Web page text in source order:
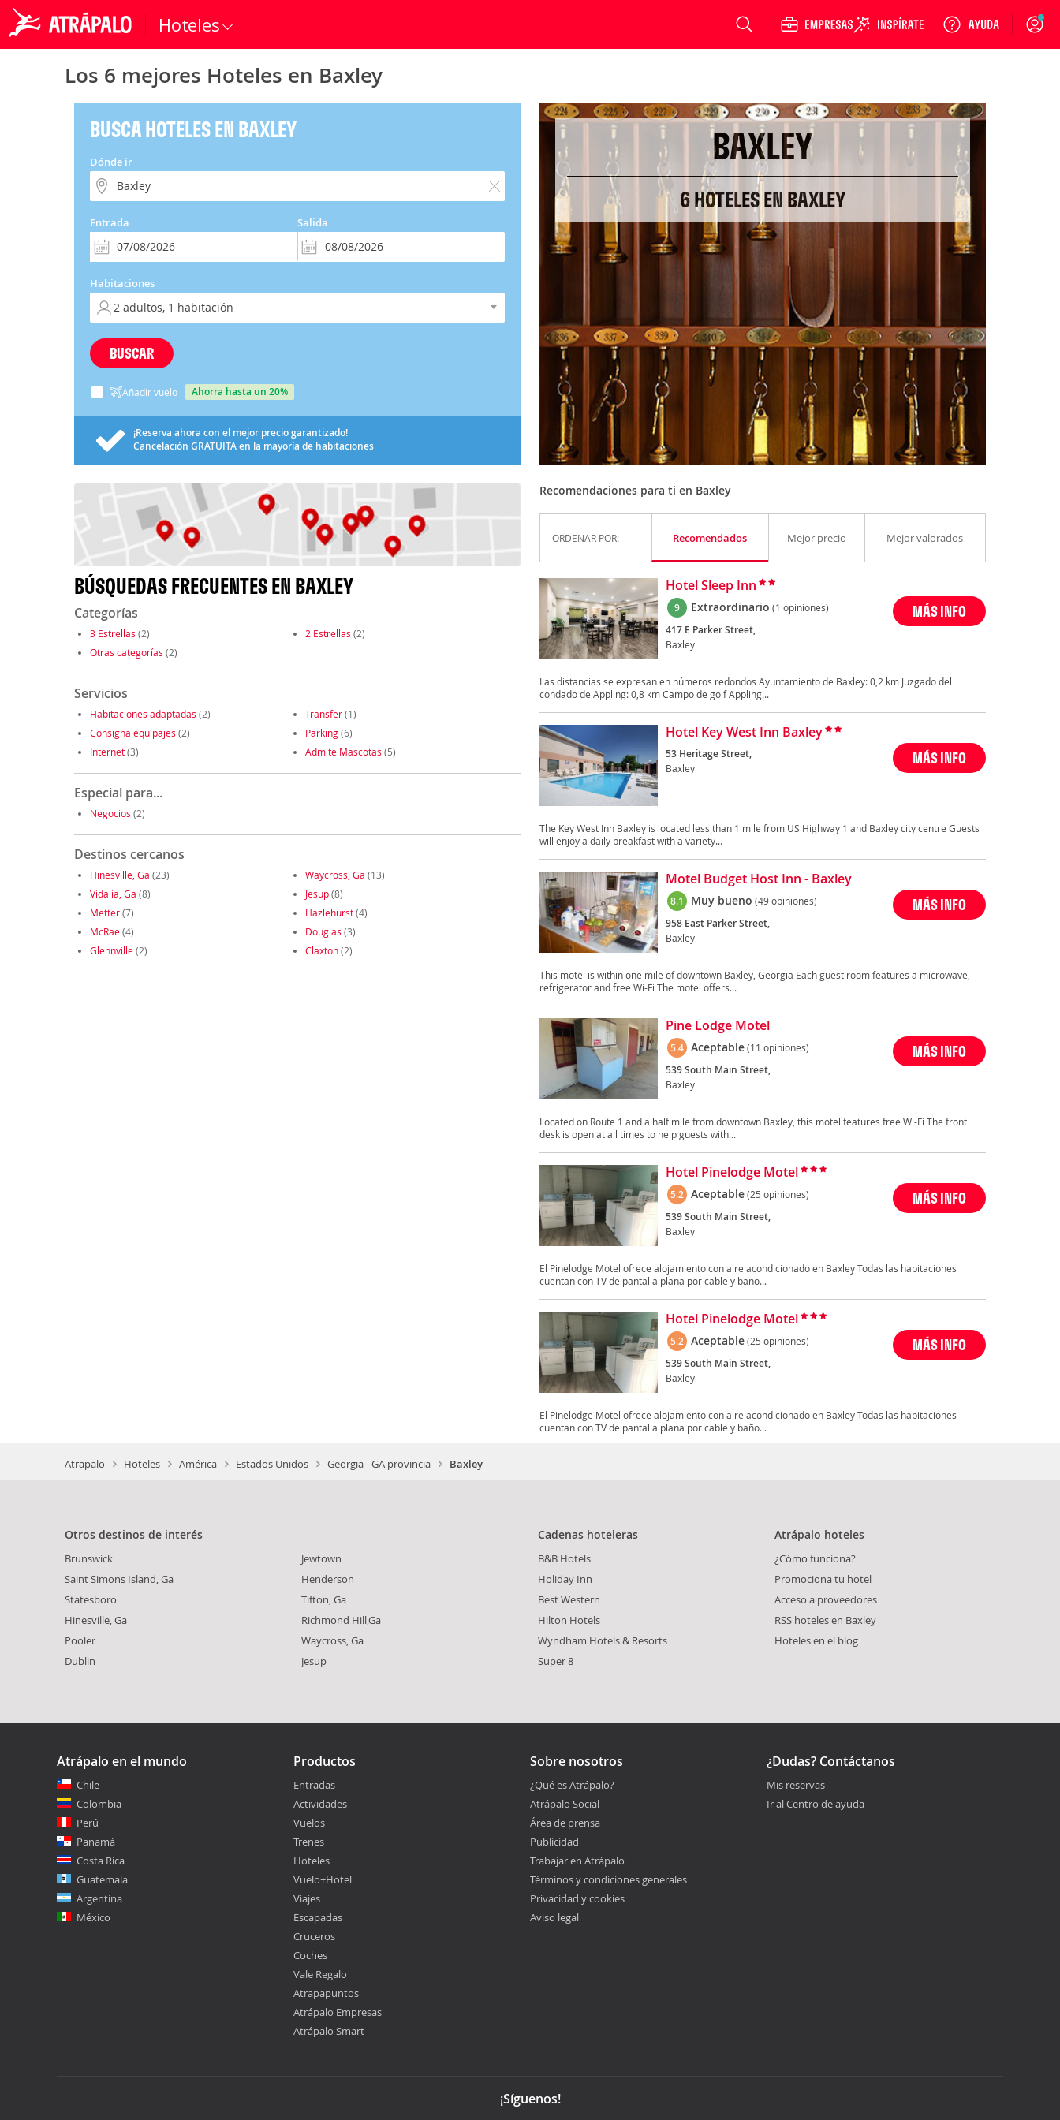
Hoteles Login
Los 6 mejores Hoteles en Baxley
BUSCA HOTELES EN BAXLEY
Dónde ir
Entrada Salida
Habitaciones
BUSCAR
Añadir vuelo ahorra hasta un 20%
¡Reserva ahora con el mejor precio garantizado!
Cancelación GRATUITAen la mayoría de habitaciones
BÚSQUEDAS FRECUENTES EN BAXLEY
Categorías
3 Estrellas (2) 2 Estrellas (2)
Otras categorías (2)
Servicios
Habitaciones adaptadas (2) Transfer(1)
Consigna equipajes (2) Parking(6)
Internet(3) Admite Mascotas (5)
Especial para...
Negocios (2)
Destinos cercanos
Hinesville, Ga (23) Waycross, Ga (13)
Vidalia, Ga (8) Jesup(8)
Metter(7) Hazlehurst(4)
McRae(4) Douglas (3)
Glennville(2) Claxton(2)
BAXLEY
6 HOTELES EN BAXLEY
Recomendaciones para ti en Baxley
ORDENAR POR: Recomendados Mejor precio Mejor valorados
Hotel Sleep Inn
9 Extraordinario (1 opiniones)
417 E Parker Street,
Baxley
MÁS INFO
Las distancias se expresan en números redondos Ayuntamiento de Baxley: 0,2 km Juzgado del
condado de Appling: 0,8 km Campo de golf Appling...
Hotel Key West Inn Baxley
53 Heritage Street,
Baxley
MÁS INFO
The Key West Inn Baxley is located less than 1 mile from US Highway 1 and Baxley city centre Guests
will enjoy a daily breakfast with a variety...
Motel Budget Host Inn - Baxley
8.1 Muy bueno (49 opiniones)
958 East Parker Street,
Baxley
MÁS INFO
This motel is within one mile of downtown Baxley, Georgia Each guest room features a microwave,
refrigerator and free Wi-Fi The motel offers...
Pine Lodge Motel
5.4 Aceptable(11 opiniones)
539 South Main Street,
Baxley
MÁS INFO
Located on Route 1 and a half mile from downtown Baxley, this motel features free Wi-Fi The front
desk is open at all times to help guests with...
Hotel Pinelodge Motel
5.2 Aceptable(25 opiniones)
539 South Main Street,
Baxley
MÁS INFO
El Pinelodge Motel ofrece alojamiento con aire acondicionado en Baxley Todas las habitaciones
cuentan con TV de pantalla plana por cable y baño...
Hotel Pinelodge Motel
5.2 Aceptable(25 opiniones)
539 South Main Street,
Baxley
MÁS INFO
El Pinelodge Motel ofrece alojamiento con aire acondicionado en Baxley Todas las habitaciones
cuentan con TV de pantalla plana por cable y baño...
Atrapalo Hoteles América Estados Unidos Georgia - GA provincia Baxley
Otros destinos de interés
Brunswick
Saint Simons Island, Ga
Statesboro
Hinesville, Ga
Pooler
Dublin
Jewtown
Henderson
Tifton, Ga
Richmond Hill,Ga
Waycross, Ga
Jesup
Cadenas hoteleras
B&B Hotels
Holiday Inn
Best Western
Hilton Hotels
Wyndham Hotels & Resorts
Super 8
Atrápalo hoteles
¿Cómo funciona?
Promociona tu hotel
Acceso a proveedores
RSS hoteles en Baxley
Hoteles en el blog
Atrápalo en el mundo
Chile
Colombia
Perú
Panamá
Costa Rica
Guatemala
Argentina
México
Productos
Entradas
Actividades
Vuelos
Trenes
Hoteles
Vuelo+Hotel
Viajes
Escapadas
Cruceros
Coches
Vale Regalo
Atrapapuntos
Atrápalo Empresas
Atrápalo Smart
Sobre nosotros
¿Qué es Atrápalo?
Atrápalo Social
Área de prensa
Publicidad
Trabajar en Atrápalo
Términos y condiciones generales
Privacidad y cookies
Aviso legal
¿Dudas? Contáctanos
Mis reservas
Ir al Centro de ayuda
¡Síguenos!